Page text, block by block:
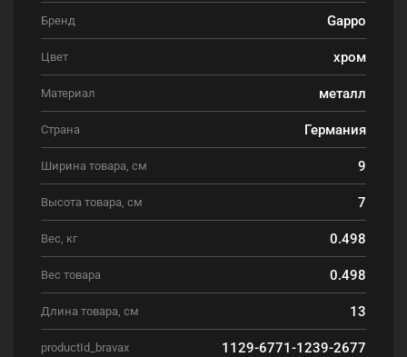
Бренд Gappo
Цвет хром
Материал металл
Страна Германия
Ширина товара, см 9
Высота товара, см 7
Вес, кг 0.498
Вес товара 0.498
Длина товара, см 13
productId_bravax 1129-6771-1239-2677